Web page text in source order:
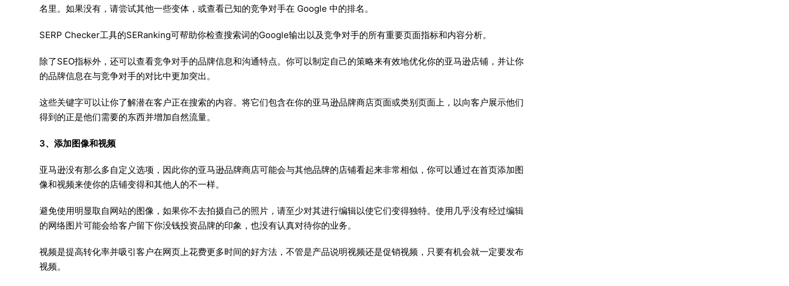
名里。如果没有，请尝试其他一些变体，或查看已知的竞争对手在 Google 中的排名。
SERP Checker工具的SERanking可帮助你检查搜索词的Google输出以及竞争对手的所有重要页面指标和内容分析。
除了SEO指标外，还可以查看竞争对手的品牌信息和沟通特点。你可以制定自己的策略来有效地优化你的亚马逊店铺，并让你
的品牌信息在与竞争对手的对比中更加突出。
这些关键字可以让你了解潜在客户正在搜索的内容。将它们包含在你的亚马逊品牌商店页面或类别页面上，以向客户展示他们
得到的正是他们需要的东西并增加自然流量。
3、添加图像和视频
亚马逊没有那么多自定义选项，因此你的亚马逊品牌商店可能会与其他品牌的店铺看起来非常相似，你可以通过在首页添加图
像和视频来使你的店铺变得和其他人的不一样。
避免使用明显取自网站的图像，如果你不去拍摄自己的照片，请至少对其进行编辑以使它们变得独特。使用几乎没有经过编辑
的网络图片可能会给客户留下你没钱投资品牌的印象，也没有认真对待你的业务。
视频是提高转化率并吸引客户在网页上花费更多时间的好方法，不管是产品说明视频还是促销视频，只要有机会就一定要发布
视频。